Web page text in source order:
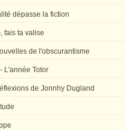
dépasse la fiction
fais ta valise
de l'obscurantisme
L'année Totor
de Jonnhy Dugland